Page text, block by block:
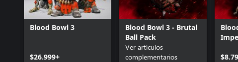
Blood Bowl 3
$26.999+
Blood Bowl 3 - Brutal
Ball Pack
Ver artículos
complementarios